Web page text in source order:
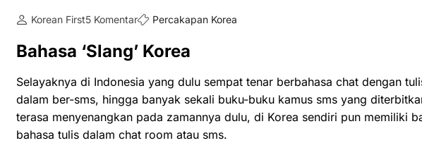
Korean First5 Komentar Percakapan Korea
Bahasa ‘Slang’ Korea
Selayaknya di Indonesia yang dulu sempat tenar berbahasa chat dengan
dalam ber-sms, hingga banyak sekali buku-buku kamus sms yang
terasa menyenangkan pada zamannya dulu, di Korea sendiri pun memiliki
bahasa tulis dalam chat room atau sms.